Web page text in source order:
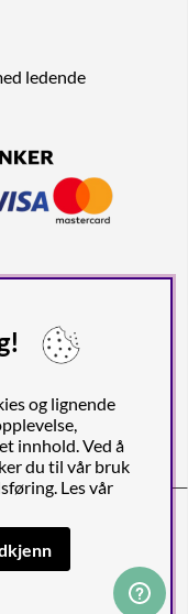
ledende
2606)
SE-113 56
og lignende
innhold. Ved å
du til vår bruk
Les vår